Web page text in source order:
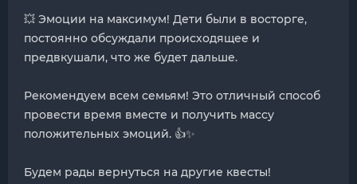
💥 Эмоции на максимум! Дети были в восторге,
постоянно обсуждали происходящее и
предвкушали, что же будет дальше.
Рекомендуем всем семьям! Это отличный способ
провести время вместе и получить массу
положительных эмоций. 👍✨
Будем рады вернуться на другие квесты!